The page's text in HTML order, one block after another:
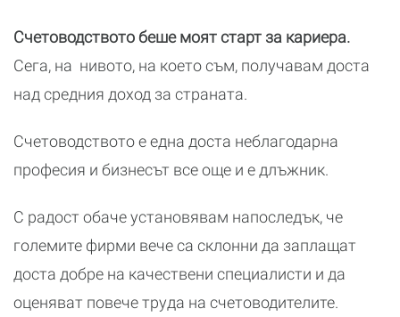
Счетоводството беше моят старт за кариера.
Сега, на нивото, на което съм, получавам доста
над средния доход за страната.
Счетоводството е една доста неблагодарна
професия и бизнесът все още и е длъжник.
С радост обаче установявам напоследък, че
големите фирми вече са склонни да заплащат
доста добре на качествени специалисти и да
оценяват повече труда на счетоводителите.